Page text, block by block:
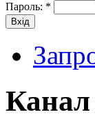
Пароль: *